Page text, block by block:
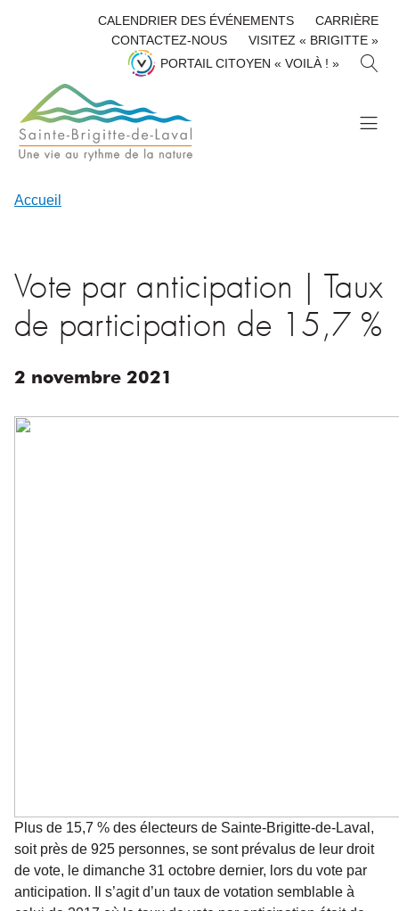
CALENDRIER DES ÉVÉNEMENTS
CARRIÈRE
CONTACTEZ-NOUS
VISITEZ « BRIGITTE »
PORTAIL CITOYEN « VOILÀ ! »
H
Accueil
Vote par anticipation | Taux
de participation de 15,7 %
2 novembre 2021
Plus de 15,7 % des électeurs de Sainte-Brigitte-de-Laval,
soit près de 925 personnes, se sont prévalus de leur droit
de vote, le dimanche 31 octobre dernier, lors du vote par
anticipation. Il s’agit d’un taux de votation semblable à